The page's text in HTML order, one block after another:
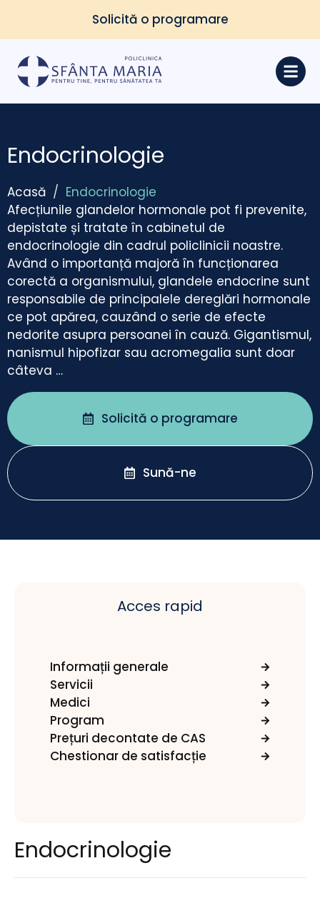
Solicită o programare
Acasă / Endocrinologie
Endocrinologie
Afecțiunile glandelor hormonale pot fi prevenite,
depistate și tratate în cabinetul de
endocrinologie din cadrul policlinicii noastre.
Având o importanță majoră în funcționarea
corectă a organismului, glandele endocrine sunt
responsabile de principalele dereglări hormonale
ce pot apărea, cauzând o serie de efecte
nedorite asupra persoanei în cauză. Gigantismul,
nanismul hipofizar sau acromegalia sunt doar
câteva …
Solicită o programare
Sună-ne
Acces rapid
Informații generale
Servicii
Medici
Program
Prețuri decontate de CAS
Chestionar de satisfacție
Endocrinologie